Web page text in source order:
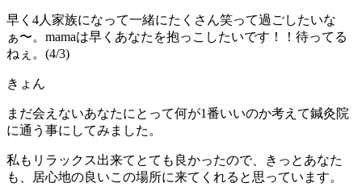
早く4人家族になって一緒にたくさん笑って過ごしたいな
ぁ〜。mamaは早くあなたを抱っこしたいです！！待ってる
ねぇ。(4/3)
きょん
まだ会えないあなたにとって何が1番いいのか考えて鍼灸院
に通う事にしてみました。
私もリラックス出来てとても良かったので、きっとあなた
も、居心地の良いこの場所に来てくれると思っています。